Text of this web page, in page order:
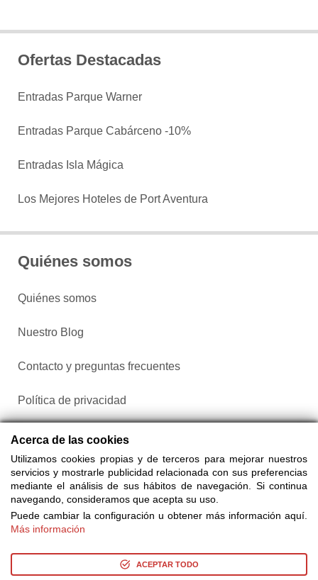
Ofertas Destacadas
Entradas Parque Warner
Entradas Parque Cabárceno -10%
Entradas Isla Mágica
Los Mejores Hoteles de Port Aventura
Quiénes somos
Quiénes somos
Nuestro Blog
Contacto y preguntas frecuentes
Política de privacidad
Configurar cookies
de 25 proveedores
Acerca de las cookies
Utilizamos cookies propias y de terceros para mejorar nuestros
servicios y mostrarle publicidad relacionada con sus preferencias
mediante el análisis de sus hábitos de navegación. Si continua
navegando, consideramos que acepta su uso.
Puede cambiar la configuración u obtener más información aquí.
Más información
ACEPTAR TODO